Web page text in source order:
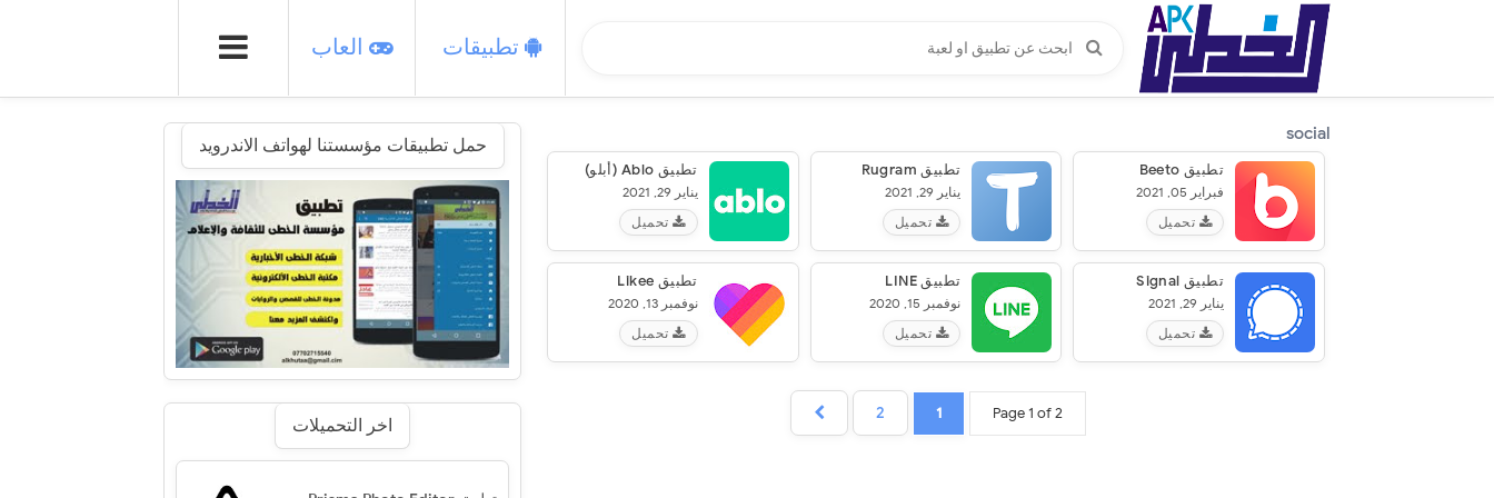
تطبيقات العاب
social
تطبيق Beeto‏
فبراير 05, 2021
تحميل
تطبيق Rugram‏
يناير 29, 2021
تحميل
تطبيق Ablo (أبلو)
يناير 29, 2021
تحميل
تطبيق Signal
يناير 29, 2021
تحميل
تطبيق LINE‏
نوفمبر 15, 2020
تحميل
تطبيق Likee‏
نوفمبر 13, 2020
تحميل
Page 1 of 2
1
2
حمل تطبيقات مؤسستنا لهواتف الاندرويد
اخر التحميلات